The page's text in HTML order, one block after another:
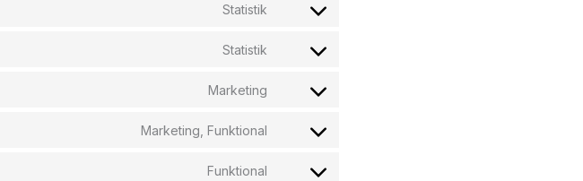
Statistik
Statistik
Marketing
Marketing, Funktional
Funktional